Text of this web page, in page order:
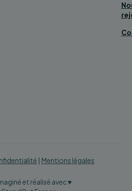
| Mentions légales
et réalisé avec ♥